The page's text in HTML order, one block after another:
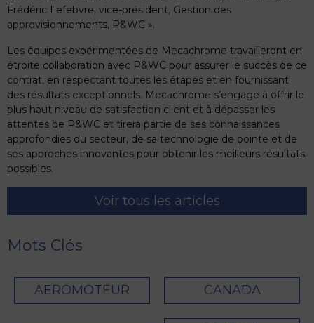
Frédéric Lefebvre, vice-président, Gestion des
approvisionnements, P&WC ».
Les équipes expérimentées de Mecachrome travailleront en
étroite collaboration avec P&WC pour assurer le succès de ce
contrat, en respectant toutes les étapes et en fournissant
des résultats exceptionnels. Mecachrome s’engage à offrir le
plus haut niveau de satisfaction client et à dépasser les
attentes de P&WC et tirera partie de ses connaissances
approfondies du secteur, de sa technologie de pointe et de
ses approches innovantes pour obtenir les meilleurs résultats
possibles.
Voir tous les articles
Mots Clés
AEROMOTEUR CANADA